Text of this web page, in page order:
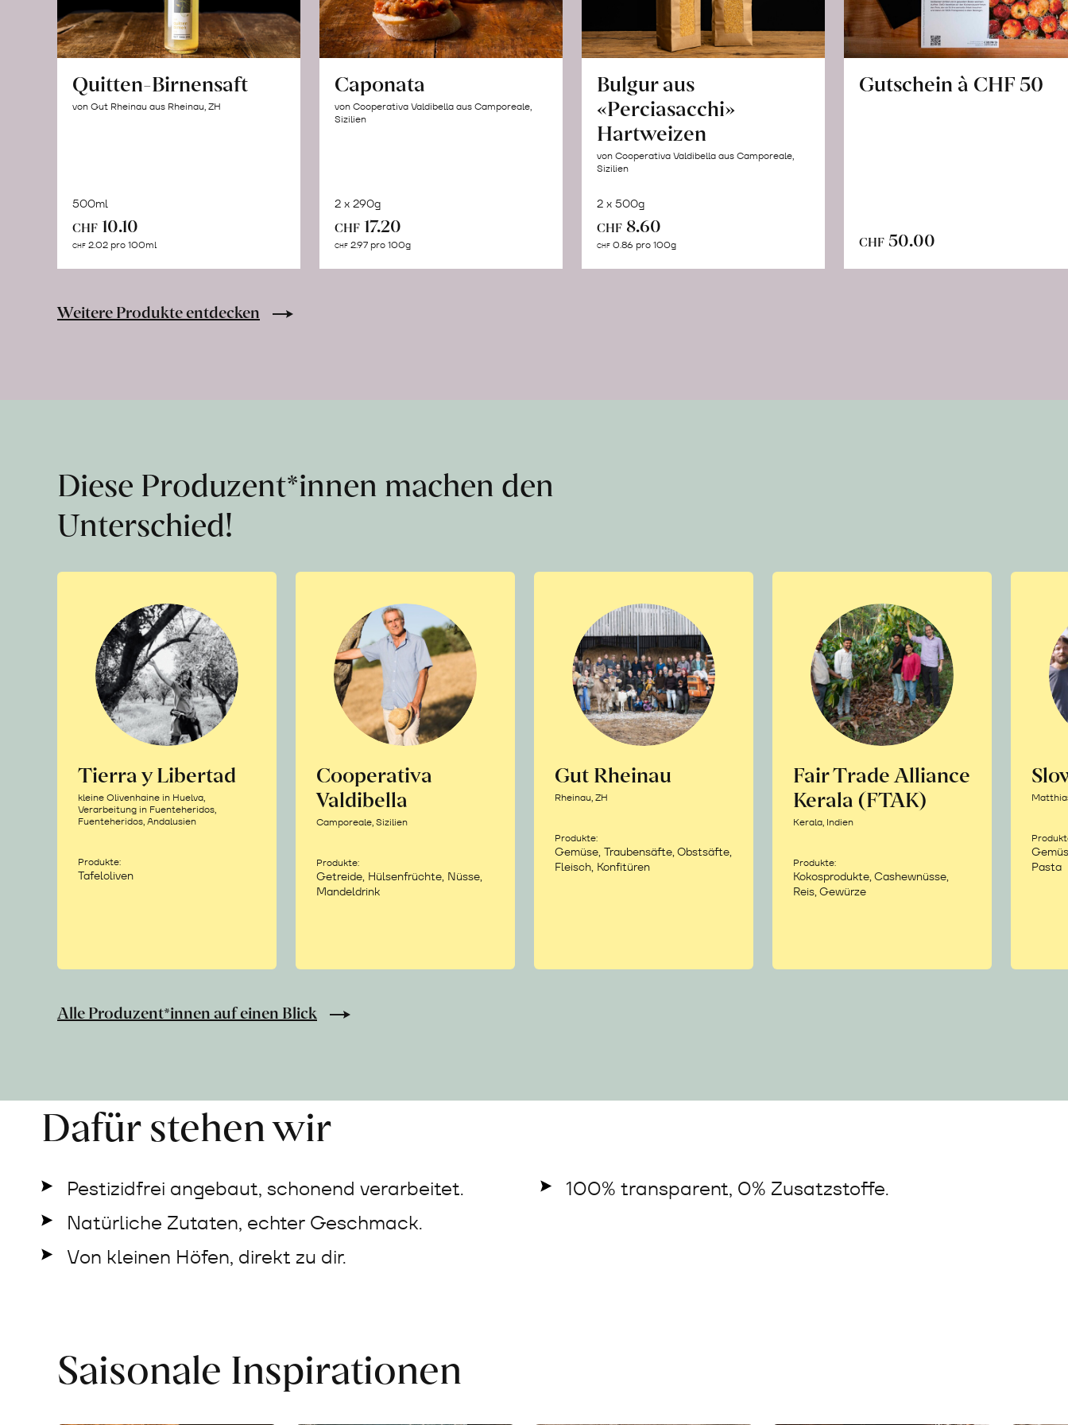
Quitten-Birnensaft
von Gut Rheinau aus Rheinau, ZH
500ml
CHF 10.10
CHF 2.02 pro 100ml
Caponata
von Cooperativa Valdibella aus Camporeale,
Sizilien
2 x 290g
CHF 17.20
CHF 2.97 pro 100g
Bulgur aus
«Perciasacchi»
Hartweizen
von Cooperativa Valdibella aus Camporeale,
Sizilien
2 x 500g
CHF 8.60
CHF 0.86 pro 100g
Gutschein à CHF 50
CHF 50.00
Warenkorb
Weitere Produkte entdecken
Diese Produzent*innen machen den
Unterschied!
Tierra y Libertad
kleine Olivenhaine in Huelva,
Verarbeitung in Fuenteheridos,
Fuenteheridos, Andalusien
Produkte:
Tafeloliven
Cooperativa
Valdibella
Camporeale, Sizilien
Produkte:
Getreide, Hülsenfrüchte, Nüsse,
Mandeldrink
Gut Rheinau
Rheinau, ZH
Produkte:
Gemüse, Traubensäfte, Obstsäfte,
Fleisch, Konfitüren
Fair Trade Alliance
Kerala (FTAK)
Kerala, Indien
Produkte:
Kokosprodukte, Cashewnüsse,
Reis, Gewürze
Pasta
Alle Produzent*innen auf einen Blick
Dafür stehen wir
Pestizidfrei angebaut, schonend verarbeitet.
Natürliche Zutaten, echter Geschmack.
Von kleinen Höfen, direkt zu dir.
100% transparent, 0% Zusatzstoffe.
Saisonale Inspirationen